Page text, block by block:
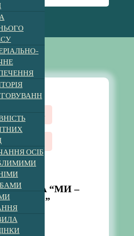
діяльність
ГОДИНА “МИ –
Гру, 2025
ОСІБ